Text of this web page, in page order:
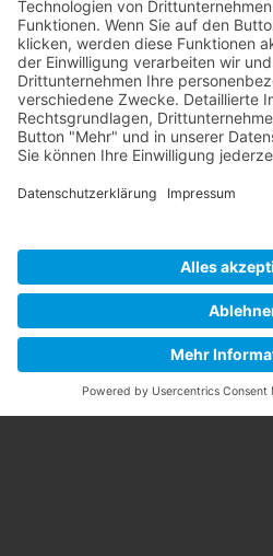
Gert
PS: unsere Mailadresse
Bitte nutz diese Mailadresse für
Zurück